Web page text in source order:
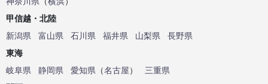
甲信越・北陸
新潟県
富山県 石川県 福井県 山梨県
長野県
東海
岐阜県
静岡県 愛知県 （名古屋）
三重県